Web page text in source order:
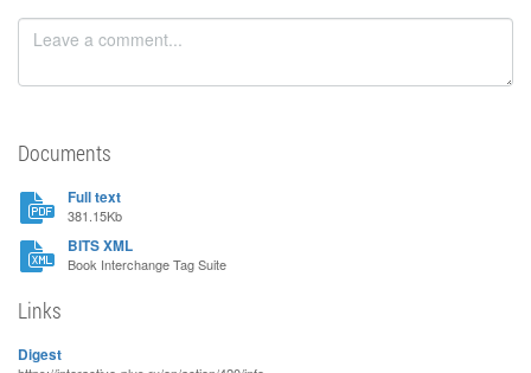
Documents
Full text
381.15Kb
BITS XML
Book Interchange Tag Suite
Links
Digest